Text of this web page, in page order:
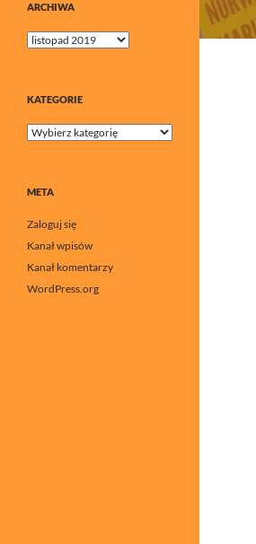
ARCHIWA
Archiwa
KATEGORIE
Kategorie
META
Zaloguj się
Kanał wpisów
Kanał komentarzy
WordPress.org